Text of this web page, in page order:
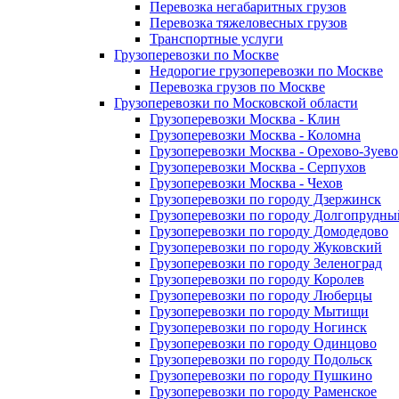
Перевозка негабаритных грузов
Перевозка тяжеловесных грузов
Транспортные услуги
Грузоперевозки по Москве
Недорогие грузоперевозки по Москве
Перевозка грузов по Москве
Грузоперевозки по Московской области
Грузоперевозки Москва - Клин
Грузоперевозки Москва - Коломна
Грузоперевозки Москва - Орехово-Зуево
Грузоперевозки Москва - Серпухов
Грузоперевозки Москва - Чехов
Грузоперевозки по городу Дзержинск
Грузоперевозки по городу
Грузоперевозки по городу Домодедово
Грузоперевозки по городу Жуковский
Грузоперевозки по городу Зеленоград
Грузоперевозки по городу Королев
Грузоперевозки по городу Люберцы
Грузоперевозки по городу Мытищи
Грузоперевозки по городу Ногинск
Грузоперевозки по городу Одинцово
Грузоперевозки по городу Подольск
Грузоперевозки по городу Пушкино
Грузоперевозки по городу Раменское